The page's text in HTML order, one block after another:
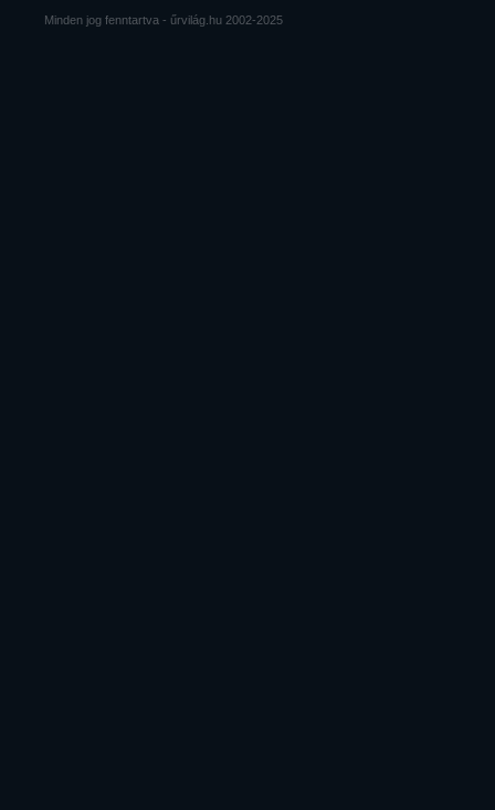
Minden jog fenntartva - űrvilág.hu 2002-2025